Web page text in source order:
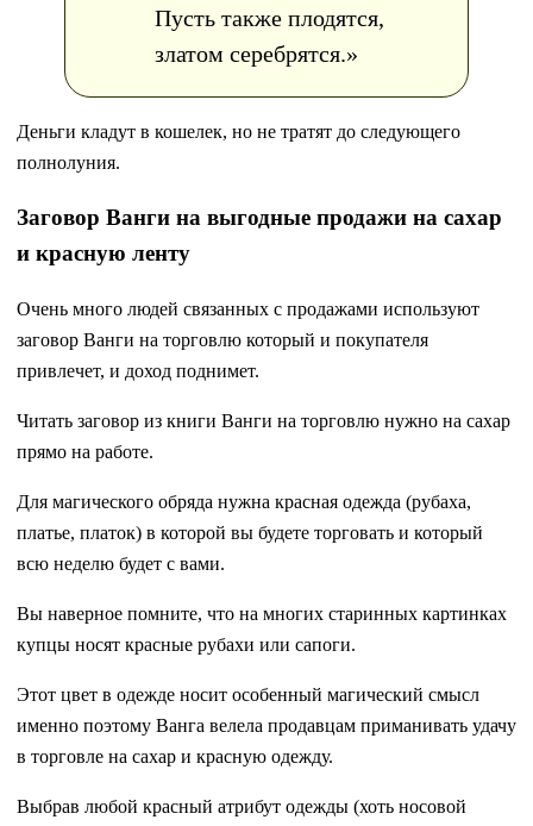
Пусть также плодятся,
златом серебрятся.»
Деньги кладут в кошелек, но не тратят до следующего
полнолуния.
Заговор Ванги на выгодные продажи на сахар
и красную ленту
Очень много людей связанных с продажами используют
заговор Ванги на торговлю который и покупателя
привлечет, и доход поднимет.
Читать заговор из книги Ванги на торговлю нужно на сахар
прямо на работе.
Для магического обряда нужна красная одежда (рубаха,
платье, платок) в которой вы будете торговать и который
всю неделю будет с вами.
Вы наверное помните, что на многих старинных картинках
купцы носят красные рубахи или сапоги.
Этот цвет в одежде носит особенный магический смысл
именно поэтому Ванга велела продавцам приманивать удачу
в торговле на сахар и красную одежду.
Выбрав любой красный атрибут одежды (хоть носовой